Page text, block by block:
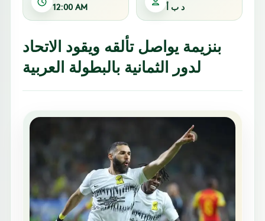
12:00 AM د ب أ
بنزيمة يواصل تألقه ويقود الاتحاد
لدور الثمانية بالبطولة العربية